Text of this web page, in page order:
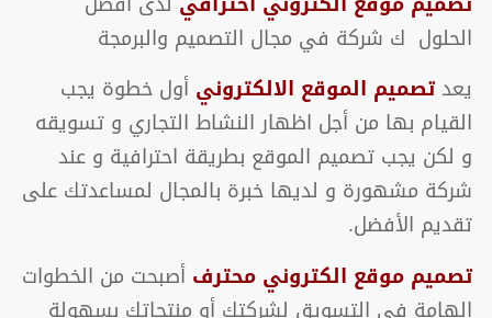
الحلول ك شركة في مجال التصميم والبرمجة
يعدتصميم الموقع الالكتروني أول خطوة يجب
القيام بها من أجل اظهار النشاط التجاري و تسويقه
و لكن يجب تصميم الموقع بطريقة احترافية و عند
شركة مشهورة و لديها خبرة بالمجال لمساعدتك على
تقديم الأفضل.
تصميم موقع الكتروني محترف أصبحت من الخطوات
الهامة في التسويق لشركتك أو منتجاتك بسهولة